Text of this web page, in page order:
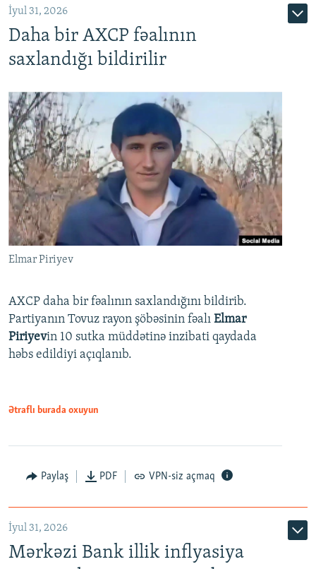
İyul 31, 2026
Daha bir AXCP fəalının
saxlandığı bildirilir
Elmar Piriyev
AXCP daha bir fəalının saxlandığını bildirib.
Partiyanın Tovuz rayon şöbəsinin fəalı Elmar
Piriyevin 10 sutka müddətinə inzibati qaydada
həbs edildiyi açıqlanıb.
Ətraflı burada oxuyun
Paylaş PDF VPN-siz açmaq
İyul 31, 2026
Mərkəzi Bank illik inflyasiya